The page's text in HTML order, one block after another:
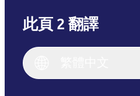
此頁 2 翻譯
English (US)